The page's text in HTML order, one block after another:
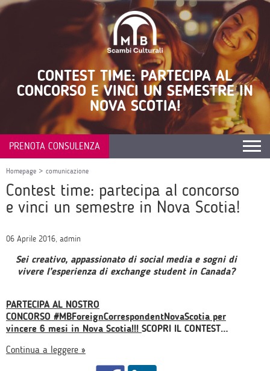
CONTEST TIME: PARTECIPA AL
CONCORSO E VINCI UN SEMESTRE IN
NOVA SCOTIA!
PRENOTA CONSULENZA
Homepage > comunicazione
Contest time: partecipa al concorso
e vinci un semestre in Nova Scotia!
06 Aprile 2016, admin
Sei creativo, appassionato di social media e sogni di
vivere l’esperienza di exchange student in Canada?
PARTECIPA AL NOSTRO
CONCORSO #MBForeignCorrespondentNovaScotia per
vincere 6 mesi in Nova Scotia!!! SCOPRI IL CONTEST…
Continua a leggere »